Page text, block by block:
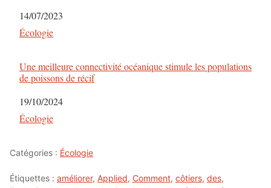
Date
14/07/2023
Par rapport à
Écologie
Une meilleure connectivité océanique stimule les populations
de poissons de récif
Date
19/10/2024
Par rapport à
Écologie
Catégories : Écologie
Étiquettes : améliorer, Applied, Comment, côtiers, des,